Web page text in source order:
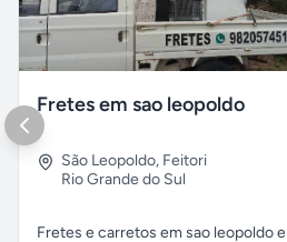
Fretes em sao leopoldo
São Leopoldo, Feitori
Rio Grande do Sul
Fretes e carretos em sao leopoldo e